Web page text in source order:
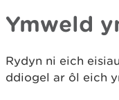
Ymweld
Rydyn ni eich
ddiogel ar ôl eich